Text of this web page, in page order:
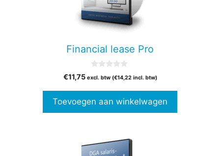
Financial lease Pro
v
5
€11,75 excl. btw (€14,22incl. btw)
Toevoegen aan winkelwagen